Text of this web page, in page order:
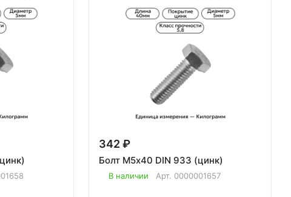
342 ₽
Болт М5х40 DIN 933 (цинк)
В наличии Арт. 0000001657